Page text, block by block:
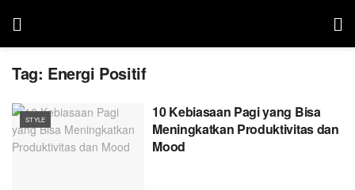
Tag: Energi Positif
STYLE
10 Kebiasaan Pagi yang Bisa
Meningkatkan Produktivitas dan
Mood